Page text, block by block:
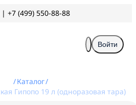
| +7 (499) 550-88-88
Войти
/Каталог/
Гипопо 19 л (одноразовая тара)